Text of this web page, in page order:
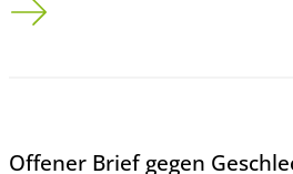
Offener Brief gegen